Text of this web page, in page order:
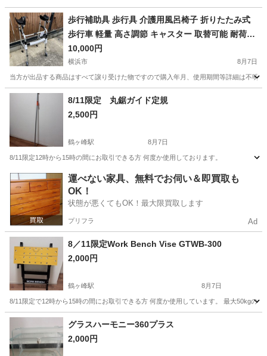
歩行補助具 歩行具 介護用風呂椅子 折りたたみ式
歩行車 軽量 高さ調節 キャスター 取替可能 耐荷重
100kg 高齢者用@Y倉
10,000円
横浜市 8月7日
当方が出品する商品はすべて譲り受けた物ですので購入年月、使用期間等詳細は不明
神奈川 横浜市 その他 個人
8/11限定 丸鋸ガイド定規
2,500円
鶴ヶ峰駅 8月7日
8/11限定12時から15時の間にお取引できる方 何度か使用しております。
神奈川 横浜市 鶴ヶ峰駅 その他
運べない家具、無料でお伺い＆即買取も
OK！
状態が悪くてもOK！最大限買取します
プリフラ Ad
8／11限定Work Bench Vise GTWB-300
2,000円
鶴ヶ峰駅 8月7日
8/11限定で12時から15時の間にお取引できる方 何度か使用しています。 最大50kgの
神奈川 横浜市 鶴ヶ峰駅
グラスハーモニー360プラス
2,000円